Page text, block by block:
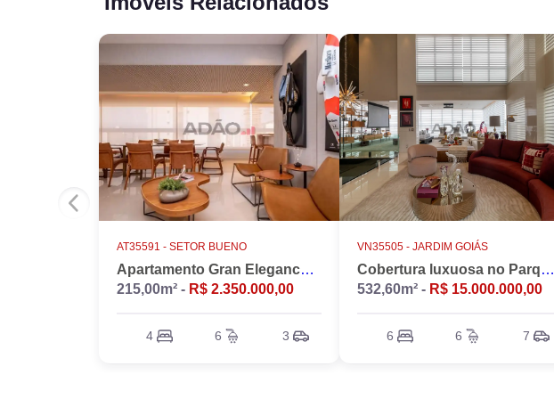
AT35591 - SETOR BUENO
Apartamento Gran Elegance - 4 suites + Home Office
215,00m² - R$ 2.350.000,00
4 6 3
VN35505 - JARDIM GOIÁS
Cobertura luxuosa no Parque Flamboyant, Jardim Goiás. Duplex, 533m2, 4 suítes, Piscina, 7 vagas, nascente.
532,60m² - R$ 15.000.000,00
6 6 7